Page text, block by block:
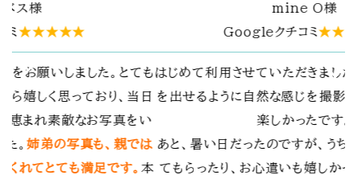
。その場の雰囲気
てもらえてとても
わも人数分用意し
たです。お宮参り
Y.T.様
Googleクチコミ★★★★★
春日大社でお宮参りの写真撮影をお願い
自分たちではなかなか撮れない乳児の笑
の表情を逃さず撮影していただき、とても
ます。何度も訪れたことのある神社でした
気にも留めなかった構図で撮影していただ